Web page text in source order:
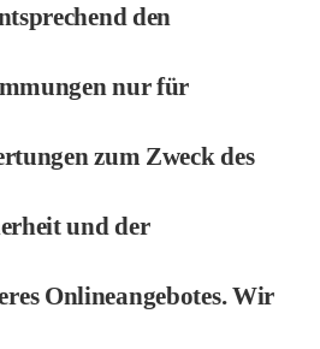
den
nur für
zum Zweck des
und der
Onlineangebotes. Wir